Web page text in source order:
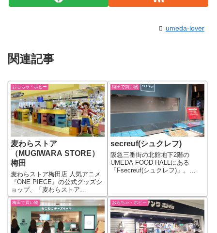
umeda-lover
関連記事
おもちゃ・ホビー
麦わらストア
（MUGIWARA STORE）
梅田
麦わらストア梅田店 人気アニメ
『ONE PIECE』の公式グッズシ
ョップ、「麦わらストア
（MUGIWARA STORE）梅田」
が、大阪梅田の大丸梅田店13Fに
オープンしています。入り口に
はルフィがお出迎え。 店内に
は、ワンピース登場人物のぬ...
梅田で買い物
secreuf(シュクレフ)
阪急三番街の北館地下2階の
UMEDA FOOD HALLにある
「Fsecreuf(シュクレフ)」。
す。そのため、同じくYORKYS
ブランド...
梅田で買い物 おもちゃ・ホビー